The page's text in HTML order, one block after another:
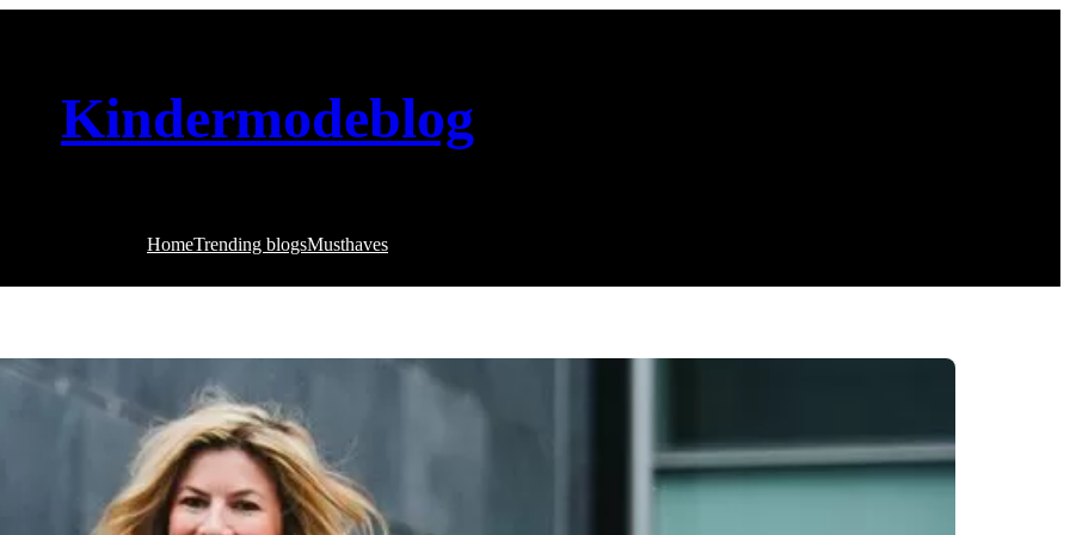
Kindermodeblog
HomeTrending blogsMusthaves